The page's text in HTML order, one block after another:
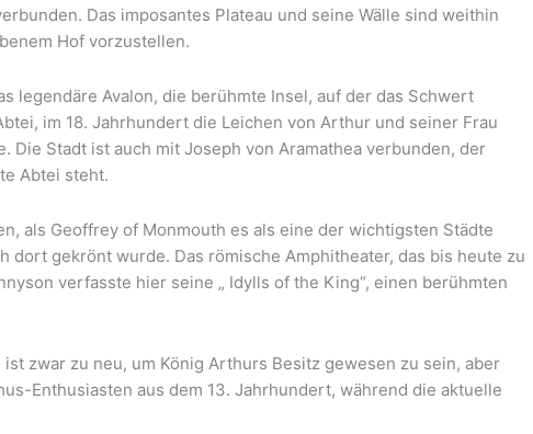
Das imposantes Plateau und seine Wälle sind weithin
Hof ​​vorzustellen.
legendäre Avalon, die berühmte Insel, auf der das Schwert
im 18. Jahrhundert die Leichen von Arthur und seiner Frau
Stadt ist auch mit Joseph von Aramathea verbunden, der
Abtei steht.
als Geoffrey of Monmouth es als eine der wichtigsten Städte
gekrönt wurde. Das römische Amphitheater, das bis heute zu
verfasste hier seine „ Idylls of the King“, einen berühmten
zwar zu neu, um König Arthurs Besitz gewesen zu sein, aber
Enthusiasten aus dem 13. Jahrhundert, während die aktuelle